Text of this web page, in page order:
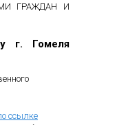
ГРАЖДАН И
г. Гомеля
ссылке